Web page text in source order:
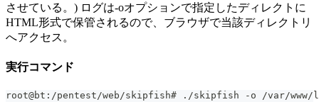
させている。) ログは-oオプションで指定したディレクトに
HTML形式で保管されるので、ブラウザで当該ディレクトリ
へアクセス。
実行コマンド
root@bt:/pentest/web/skipfish# ./skipfish -o /var/